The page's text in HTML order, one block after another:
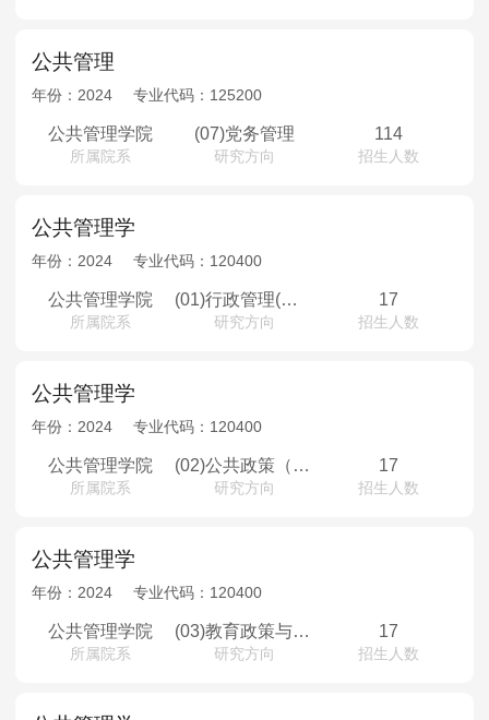
公共管理
年份： 2024 专业代码： 125200
公共管理学院
所属院系
(07)党务管理
研究方向
114
招生人数
公共管理学
年份： 2024 专业代码： 120400
公共管理学院
所属院系
(01)行政管理(政府创新与治理转型，地方政府与基层治理，数字政府与数字治理)
研究方向
17
招生人数
公共管理学
年份： 2024 专业代码： 120400
公共管理学院
所属院系
(02)公共政策（政府资源环境政策，社会服务与项目评估、民情民意与政策等）
研究方向
17
招生人数
公共管理学
年份： 2024 专业代码： 120400
公共管理学院
所属院系
(03)教育政策与管理（高等教育治理，教育政策分析，教育经济与财政，教育规划与评估等）
研究方向
17
招生人数